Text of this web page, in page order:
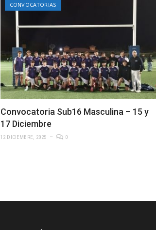
CONVOCATORIAS
Convocatoria Sub16 Masculina – 15 y
17 Diciembre
12 DICIEMBRE, 2025 0